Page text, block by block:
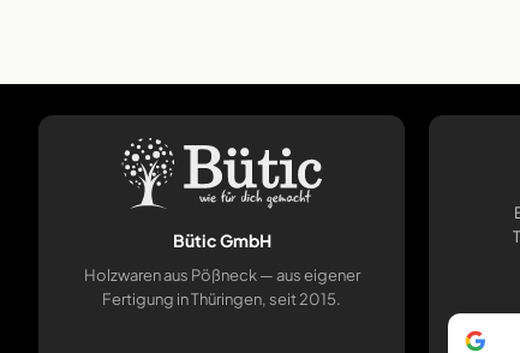
Bütic GmbH
Holzwaren aus Pößneck — aus eigener
Fertigung in Thüringen, seit 2015.